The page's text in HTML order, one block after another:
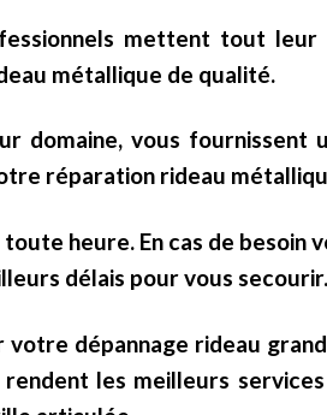
mettent tout
métallique de qualité.
domaine, vous fournissent
réparation rideau
heure. En cas de besoin
délais pour vous secourir.
dépannage rideau
les meilleurs